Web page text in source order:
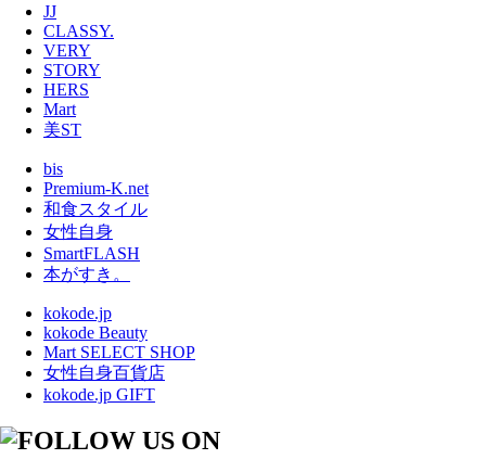
JJ
CLASSY.
VERY
STORY
HERS
Mart
美ST
bis
Premium-K.net
和食スタイル
女性自身
SmartFLASH
本がすき。
kokode.jp
kokode Beauty
Mart SELECT SHOP
女性自身百貨店
kokode.jp GIFT